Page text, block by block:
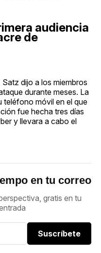
audiencia
de
dijo a los miembros
durante meses. La
teléfono móvil en el que
fue hecha tres días
y llevara a cabo el
en tu correo
gratis en tu
Suscríbete